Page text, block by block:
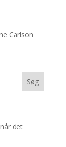
Carlson
det